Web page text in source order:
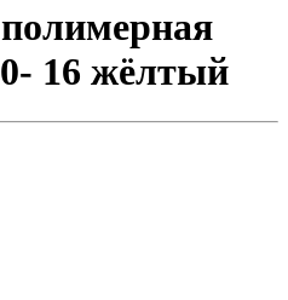
16 жёлтый